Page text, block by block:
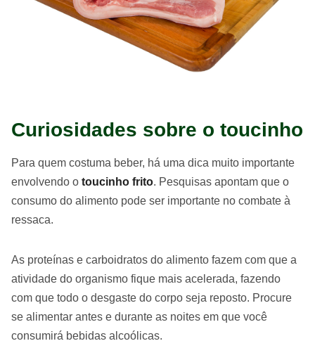
Curiosidades sobre o toucinho
Para quem costuma beber, há uma dica muito importante
envolvendo o toucinho frito. Pesquisas apontam que o
consumo do alimento pode ser importante no combate à
ressaca.
As proteínas e carboidratos do alimento fazem com que a
atividade do organismo fique mais acelerada, fazendo
com que todo o desgaste do corpo seja reposto. Procure
se alimentar antes e durante as noites em que você
consumirá bebidas alcoólicas.